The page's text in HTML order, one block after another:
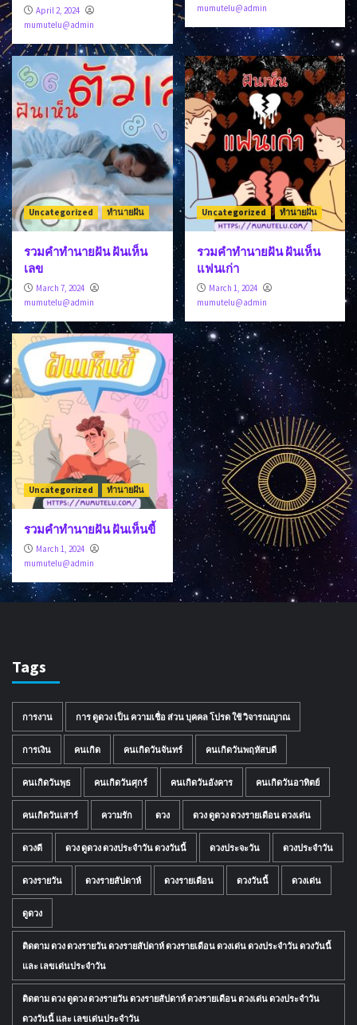
April 2, 2024
mumutelu@admin
mumutelu@admin
Uncategorized ทำนายฝัน
รวมคำทำนายฝัน ฝันเห็น
เลข
March 7, 2024
mumutelu@admin
Uncategorized ทำนายฝัน
รวมคำทำนายฝัน ฝันเห็น
แฟนเก่า
March 1, 2024
mumutelu@admin
Uncategorized ทำนายฝัน
รวมคำทำนายฝัน ฝันเห็นขี้
March 1, 2024
mumutelu@admin
Tags
การงาน การ ดูดวง เป็น ความเชื่อ ส่วน บุคคล โปรด ใช้ วิจารณญาณ
การเงิน คนเกิด คนเกิดวันจันทร์ คนเกิดวันพฤหัสบดี
คนเกิดวันพุธ คนเกิดวันศุกร์ คนเกิดวันอังคาร คนเกิดวันอาทิตย์
คนเกิดวันเสาร์ ความรัก ดวง ดวง ดูดวง ดวงรายเดือน ดวงเด่น
ดวงดี ดวง ดูดวง ดวงประจำวัน ดวงวันนี้ ดวงประจะวัน ดวงประจำวัน
ดวงรายวัน ดวงรายสัปดาห์ ดวงรายเดือน ดวงวันนี้ ดวงเด่น
ดูดวง
ติดตาม ดวง ดวงรายวัน ดวงรายสัปดาห์ ดวงรายเดือน ดวงเด่น ดวงประจำวัน ดวงวันนี้
และ เลขเด่นประจำวัน
ติดตาม ดวง ดูดวง ดวงรายวัน ดวงรายสัปดาห์ ดวงรายเดือน ดวงเด่น ดวงประจำวัน
ดวงวันนี้ และ เลขเด่นประจำวัน